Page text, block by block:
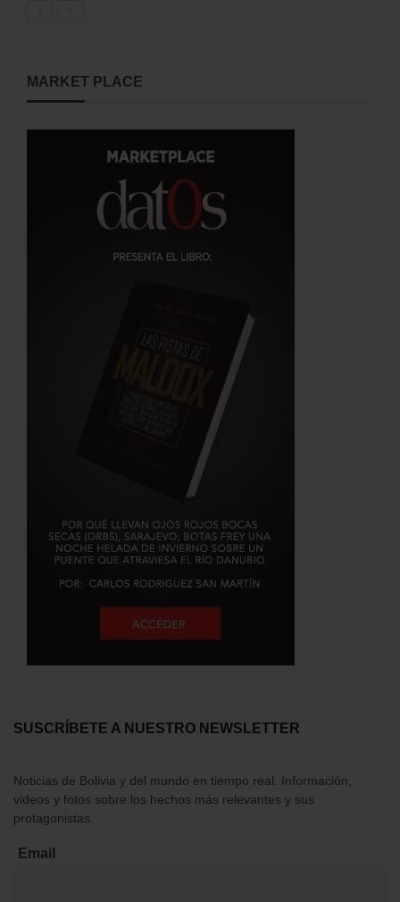
MARKET PLACE
SUSCRÍBETE A NUESTRO NEWSLETTER
Noticias de Bolivia y del mundo en tiempo real. Información,
videos y fotos sobre los hechos más relevantes y sus
protagonistas.
Email